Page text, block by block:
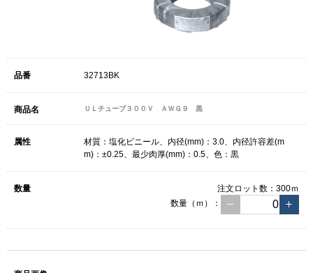
32713BK
ＵＬチューブ３００Ｖ ＡＷＧ９ 黒
材質：塩化ビニール、内径(mm)：3.0、内径許容差(m
m)：±0.25、最少肉厚(mm)：0.5、色：黒
注文ロット数： 300ｍ
数量（ｍ）：